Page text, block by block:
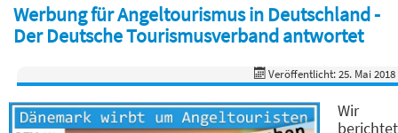
Werbung für Angeltourismus in Deutschland -
Der Deutsche Tourismusverband antwortet
Veröffentlicht: 25. Mai 2018
Wir
berichtet